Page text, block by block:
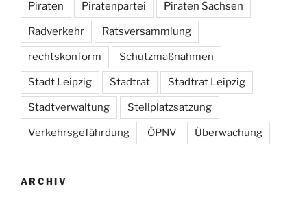
Piraten Piratenpartei Piraten Sachsen
Radverkehr Ratsversammlung
rechtskonform Schutzmaßnahmen
Stadt Leipzig Stadtrat Stadtrat Leipzig
Stadtverwaltung Stellplatzsatzung
Verkehrsgefährdung ÖPNV Überwachung
ARCHIV